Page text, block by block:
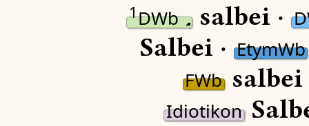
1DWb salbei ·
Salbei ·EtymWb
FWbsalbei
Idiotikon